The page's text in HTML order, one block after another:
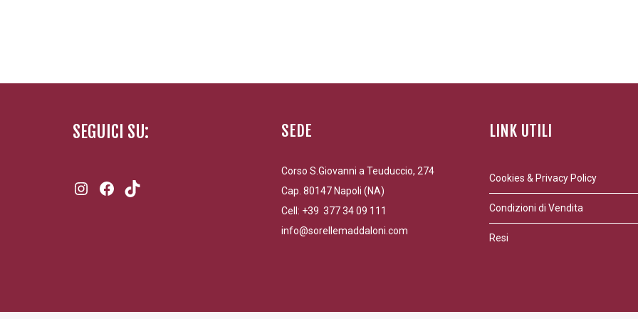
SEGUICI SU:
Instagram
Facebook
SEDE
Corso S.Giovanni a Teuduccio, 274
Cap. 80147 Napoli (NA)
Cell: +39 377 34 09 111
info@sorellemaddaloni.com
LINK UTILI
Cookies & Privacy Policy
Condizioni di Vendita
Resi